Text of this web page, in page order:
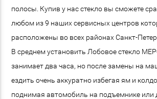
полосы. Купив у нас стекло вы сможете
любом из 9 наших сервисных центров
расположены во всех районах Санкт-
В среднем установить Лобовое стекло
занимает два часа, но после замены на
ездить очень аккуратно избегая ям и
поднимая автомобиль на подъемнике или